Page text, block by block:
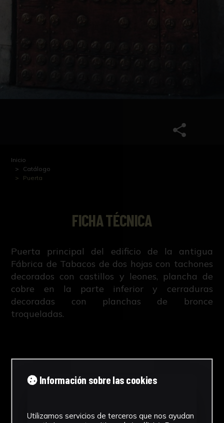
Inicio
Catálogo
Puerta
FICHA TÉCNICA
Puerta principal del edificio de la antigua
Fábrica de Tabacos de dos hojas con tachones
decorados con castillos y leones, plancha de
cobre en la parte inferior y cerraduras
decoradas con planchas de bronce
troqueladas.
0984-00-REC-MOB
Información sobre las cookies
Utilizamos servicios de terceros que nos ayudan